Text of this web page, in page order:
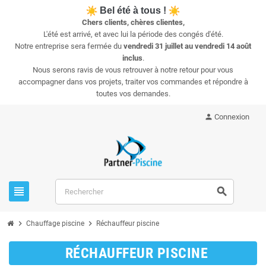
Bel été à tous !
Chers clients, chères clientes,
L'été est arrivé, et avec lui la période des congés d'été.
Notre entreprise sera fermée du vendredi 31 juillet au vendredi 14 août
inclus.
Nous serons ravis de vous retrouver à notre retour pour vous
accompagner dans vos projets, traiter vos commandes et répondre à
toutes vos demandes.
view_headline search
person Connexion
chevron_right Chauffage piscine chevron_right Réchauffeur piscine
RÉCHAUFFEUR PISCINE